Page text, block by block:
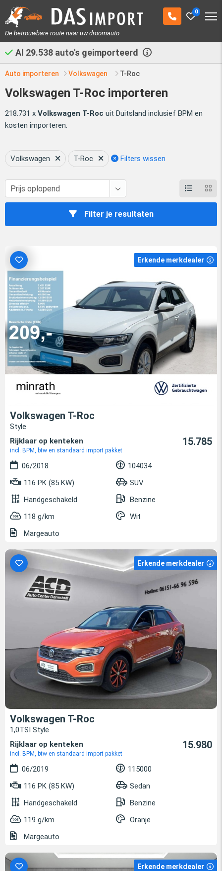
0
De betrouwbare route naar uw droomauto
Al 29.538 auto's geimporteerd
Auto importeren Volkswagen T-Roc
Volkswagen T-Roc importeren
218.731 x Volkswagen T-Roc uit Duitsland inclusief BPM en
kosten importeren.
Volkswagen T-Roc Filters wissen
Filter je resultaten
Erkende merkdealer
Volkswagen T-Roc
Style
Rijklaar op kenteken
incl. BPM, btw en standaard import pakket
15.785
06/2018
104034
116 PK (85 KW)
SUV
Handgeschakeld
Benzine
118 g/km
Wit
Margeauto
Erkende merkdealer
Volkswagen T-Roc
1,0TSI Style
Rijklaar op kenteken
incl. BPM, btw en standaard import pakket
15.980
06/2019
115000
116 PK (85 KW)
Sedan
Handgeschakeld
Benzine
119 g/km
Oranje
Margeauto
Erkende merkdealer